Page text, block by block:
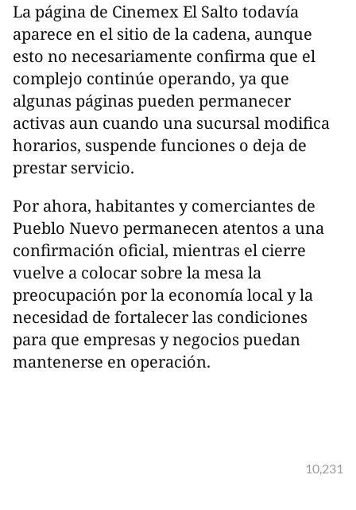
La página de Cinemex El Salto todavía
aparece en el sitio de la cadena, aunque
esto no necesariamente confirma que el
complejo continúe operando, ya que
algunas páginas pueden permanecer
activas aun cuando una sucursal modifica
horarios, suspende funciones o deja de
prestar servicio.
Por ahora, habitantes y comerciantes de
Pueblo Nuevo permanecen atentos a una
confirmación oficial, mientras el cierre
vuelve a colocar sobre la mesa la
preocupación por la economía local y la
necesidad de fortalecer las condiciones
para que empresas y negocios puedan
mantenerse en operación.
10,231